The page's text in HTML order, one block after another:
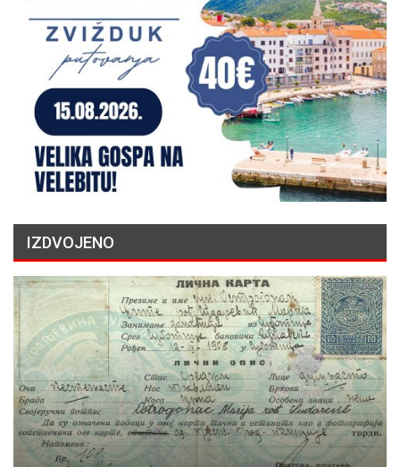
IZDVOJENO